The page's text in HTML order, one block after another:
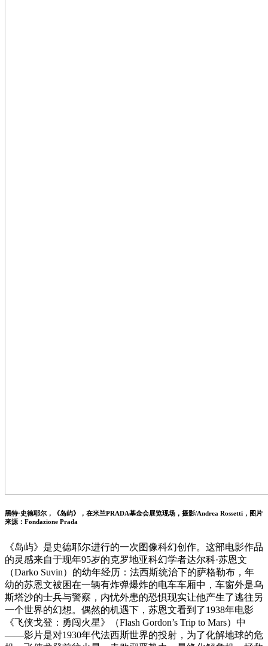
黑特·史徳耶尔，《岛屿》，在米兰PRADA基金会展览现场，摄影/Andrea Rossetti，图片
来源：Fondazione Prada
《岛屿》是史德耶尔进行的一次图像科幻创作。这部电影作品
的灵感来自于现年95岁的克罗地亚科幻学者达尔科·苏恩文
（Darko Suvin）的幼年经历：法西斯统治下的萨格勒布，年
幼的苏恩文被困在一辆有炸弹爆炸的电车车厢中，车窗外是乌
斯塔沙的士兵与警察，内忧外患的恐惧现实让他产生了逃往另
一个世界的幻想。偶然的机遇下，苏恩文看到了1938年电影
《飞侠戈登：勇闯火星》（Flash Gordon’s Trip to Mars）中
——影片是对1930年代法西斯世界的投射，为了化解地球的危